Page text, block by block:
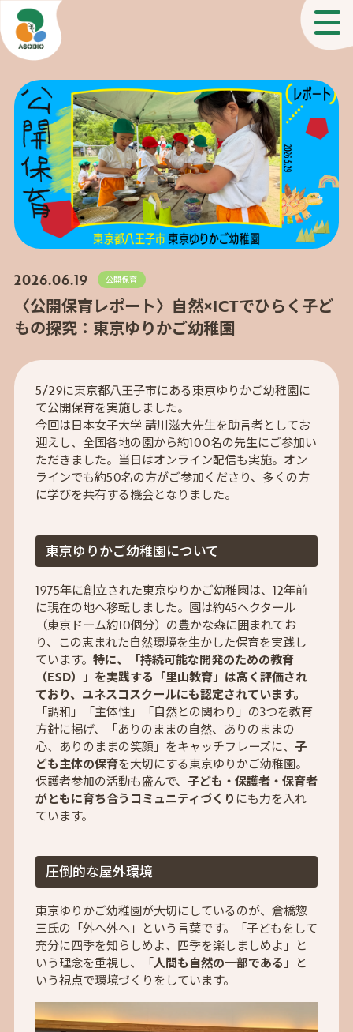
2026.06.19 公開保育
〈公開保育レポート〉自然×ICTでひらく子ど
もの探究：東京ゆりかご幼稚園
5/29に東京都八王子市にある東京ゆりかご幼稚園に
て公開保育を実施しました。
今回は日本女子大学 請川滋大先生を助言者としてお
迎えし、全国各地の園から約100名の先生にご参加い
ただきました。当日はオンライン配信も実施。オン
ラインでも約50名の方がご参加くださり、多くの方
に学びを共有する機会となりました。
東京ゆりかご幼稚園について
1975年に創立された東京ゆりかご幼稚園は、12年前
に現在の地へ移転しました。園は約45ヘクタール
（東京ドーム約10個分）の豊かな森に囲まれてお
り、この恵まれた自然環境を生かした保育を実践し
ています。 特に、「持続可能な開発のための教育
（ESD）」を実践する「里山教育」は高く評価され
ており、ユネスコスクールにも認定されています。
「調和」「主体性」「自然との関わり」の3つを教育
方針に掲げ、「ありのままの自然、ありのままの
心、ありのままの笑顔」をキャッチフレーズに、 子
ども主体の保育を大切にする東京ゆりかご幼稚園。
保護者参加の活動も盛んで、 子ども・保護者・保育者
がともに育ち合うコミュニティづくり にも力を入れ
ています。
圧倒的な屋外環境
東京ゆりかご幼稚園が大切にしているのが、倉橋惣
三氏の「外へ外へ」という言葉です。「子どもをして
充分に四季を知らしめよ、四季を楽しましめよ」と
いう理念を重視し、「人間も自然の一部である」と
いう視点で環境づくりをしています。